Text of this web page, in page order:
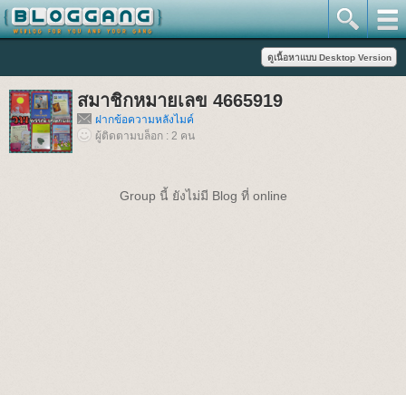
สมาชิกหมายเลข 4665919
ฝากข้อความหลังไมค์
ผู้ติดตามบล็อก : 2 คน
Group นี้ ยังไม่มี Blog ที่ online